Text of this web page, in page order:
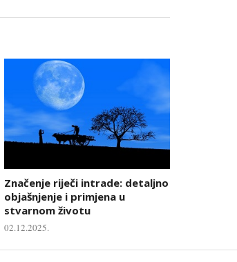
Značenje riječi intrade: detaljno
objašnjenje i primjena u
stvarnom životu
02.12.2025.